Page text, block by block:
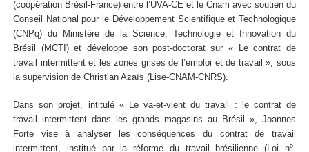
(coopération Brésil-France) entre l’UVA-CE et le Cnam avec soutien du
Conseil National pour le Développement Scientifique et Technologique
(CNPq) du Ministère de la Science, Technologie et Innovation du
Brésil (MCTI) et développe son post-doctorat sur « Le contrat de
travail intermittent et les zones grises de l’emploi et de travail », sous
la supervision de Christian Azaïs (Lise-CNAM-CNRS).
Dans son projet, intitulé « Le va-et-vient du travail : le contrat de
travail intermittent dans les grands magasins au Brésil », Joannes
Forte vise à analyser les conséquences du contrat de travail
intermittent, institué par la réforme du travail brésilienne (Loi nº.